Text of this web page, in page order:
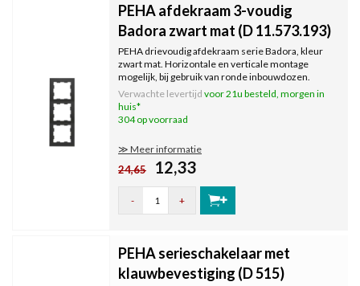
PEHA afdekraam 3-voudig
Badora zwart mat (D 11.573.193)
PEHA drievoudig afdekraam serie Badora, kleur
zwart mat. Horizontale en verticale montage
mogelijk, bij gebruik van ronde inbouwdozen.
Afmeting: 83 x 225 mm.
Verwachte levertijd voor 21u besteld, morgen in
huis*
304 op voorraad
≫ Meer informatie
24,65 12,33
- +
PEHA serieschakelaar met
klauwbevestiging (D 515)